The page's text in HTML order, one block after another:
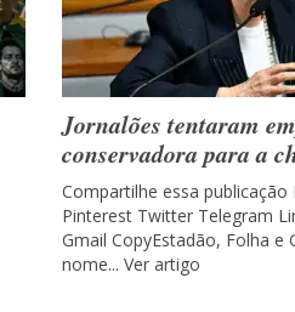
Jornalões tentaram
conservadora para a
Compartilhe essa publicação
Pinterest Twitter Telegram
Gmail CopyEstadão, Folha
nome... Ver artigo